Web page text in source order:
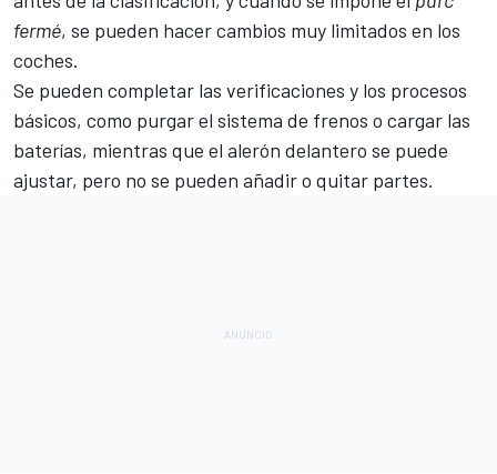
fermé, se pueden hacer cambios muy limitados en los
coches.
Se pueden completar las verificaciones y los procesos
básicos, como purgar el sistema de frenos o cargar las
baterías, mientras que el alerón delantero se puede
ajustar, pero no se pueden añadir o quitar partes.